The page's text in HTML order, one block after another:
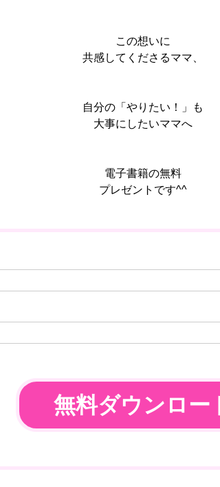
この想いに
共感してくださるママ、
自分の「やりたい！」も
大事にしたいママへ
電子書籍の無料
プレゼントです^^